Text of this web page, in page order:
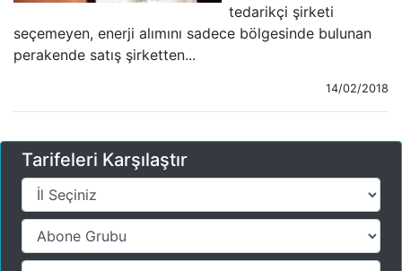
tedarikçi şirketi
seçemeyen, enerji alımını sadece bölgesinde bulunan
perakende satış şirketten...
14/02/2018
Tarifeleri Karşılaştır